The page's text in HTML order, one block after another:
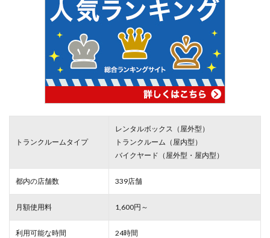
トランクルームタイプ
レンタルボックス（屋外型）
トランクルーム（屋内型）
バイクヤード（屋外型・屋内型）
都内の店舗数 339店舗
月額使用料 1,600円～
利用可能な時間 24時間